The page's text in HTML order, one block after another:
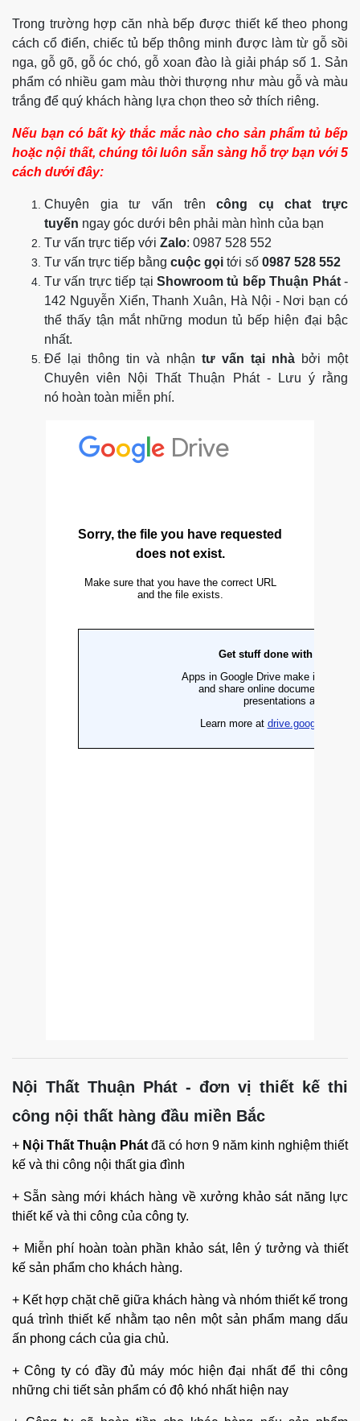
Trong trường hợp căn nhà bếp được thiết kế theo phong
cách cổ điển, chiếc tủ bếp thông minh được làm từ gỗ sồi
nga, gỗ gõ, gỗ óc chó, gỗ xoan đào là giải pháp số 1. Sản
phẩm có nhiều gam màu thời thượng như màu gỗ và màu
trắng để quý khách hàng lựa chọn theo sở thích riêng.
Nếu bạn có bất kỳ thắc mắc nào cho sản phẩm tủ bếp
hoặc nội thất, chúng tôi luôn sẵn sàng hỗ trợ bạn với 5
cách dưới đây:
Chuyên gia tư vấn trêncông cụ chat trực
tuyến ngay góc dưới bên phải màn hình của bạn
Tư vấn trực tiếp với Zalo: 0987 528 552
Tư vấn trực tiếp bằng cuộc gọi tới số 0987 528 552
Tư vấn trực tiếp tại Showroom tủ bếp Thuận Phát-
142 Nguyễn Xiển, Thanh Xuân, Hà Nội - Nơi bạn có
thể thấy tận mắt những modun tủ bếp hiện đại bậc
nhất.
Để lại thông tin và nhận tư vấn tại nhà bởi một
Chuyên viên Nội Thất Thuận Phát - Lưu ý rằng
nó hoàn toàn miễn phí.
Nội Thất Thuận Phát - đơn vị thiết kế thi
công nội thất hàng đầu miền Bắc
+ Nội Thất Thuận Phát đã có hơn 9 năm kinh nghiệm thiết
kế và thi công nội thất gia đình
+ Sẵn sàng mới khách hàng về xưởng khảo sát năng lực
thiết kế và thi công của công ty.
+ Miễn phí hoàn toàn phần khảo sát, lên ý tưởng và thiết
kế sản phẩm cho khách hàng.
+ Kết hợp chặt chẽ giữa khách hàng và nhóm thiết kế trong
quá trình thiết kế nhằm tạo nên một sản phẩm mang dấu
ấn phong cách của gia chủ.
+ Công ty có đầy đủ máy móc hiện đại nhất để thi công
những chi tiết sản phẩm có độ khó nhất hiện nay